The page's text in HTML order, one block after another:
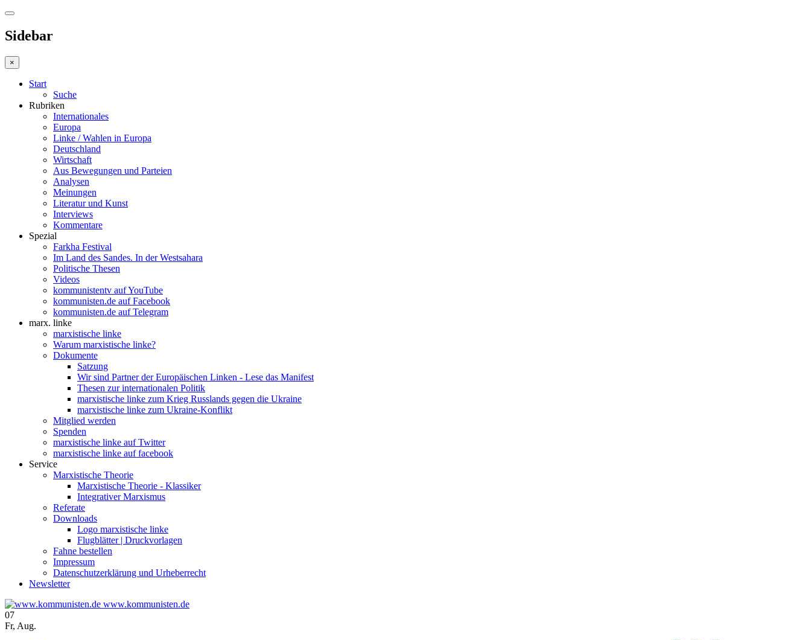
Sidebar
×
Start
Suche
Rubriken
Internationales
Europa
Linke / Wahlen in Europa
Deutschland
Wirtschaft
Aus Bewegungen und Parteien
Analysen
Meinungen
Literatur und Kunst
Interviews
Kommentare
Spezial
Farkha Festival
Im Land des Sandes. In der Westsahara
Politische Thesen
Videos
kommunistentv auf YouTube
kommunisten.de auf Facebook
kommunisten.de auf Telegram
marx. linke
marxistische linke
Warum marxistische linke?
Dokumente
Satzung
Wir sind Partner der Europäischen Linken - Lese das Manifest
Thesen zur internationalen Politik
marxistische linke zum Krieg Russlands gegen die Ukraine
marxistische linke zum Ukraine-Konflikt
Mitglied werden
Spenden
marxistische linke auf Twitter
marxistische linke auf facebook
Service
Marxistische Theorie
Marxistische Theorie - Klassiker
Integrativer Marxismus
Referate
Downloads
Logo marxistische linke
Flugblätter | Druckvorlagen
Fahne bestellen
Impressum
Datenschutzerklärung und Urheberrecht
Newsletter
www.kommunisten.de
07
Fr, Aug.